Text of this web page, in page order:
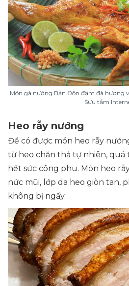
Món gà nướng Bản Đôn đậm đà hương
Sưu tầm
Heo rẫy nướng
Để có được món heo rẫy
từ heo chăn thả tự nhiên, quá
hết sức công phu. Món heo
nức mũi, lớp da heo giòn tan,
không bị ngấy.